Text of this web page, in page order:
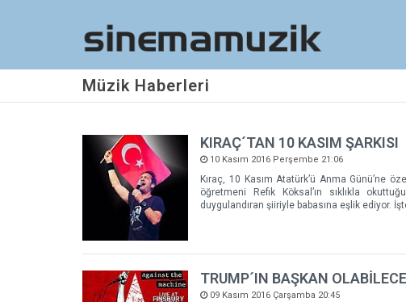
Müzik Haberleri
KIRAÇ´TAN 10 KASIM ŞARKISI
10 Kasım 2016 Perşembe 21:06
Kıraç, 10 Kasım Atatürk’ü Anma Günü’ne
öğretmeni Refik Köksal’ın sıklıkla
duygulandıran şiiriyle babasına eşlik ediyor.
TRUMP´IN BAŞKAN
09 Kasım 2016 Çarşamba 20:45